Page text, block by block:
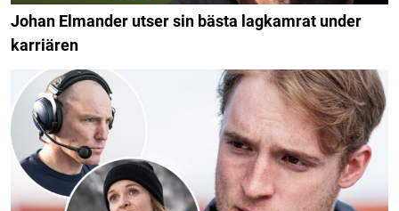
Johan Elmander utser sin bästa lagkamrat under
karriären